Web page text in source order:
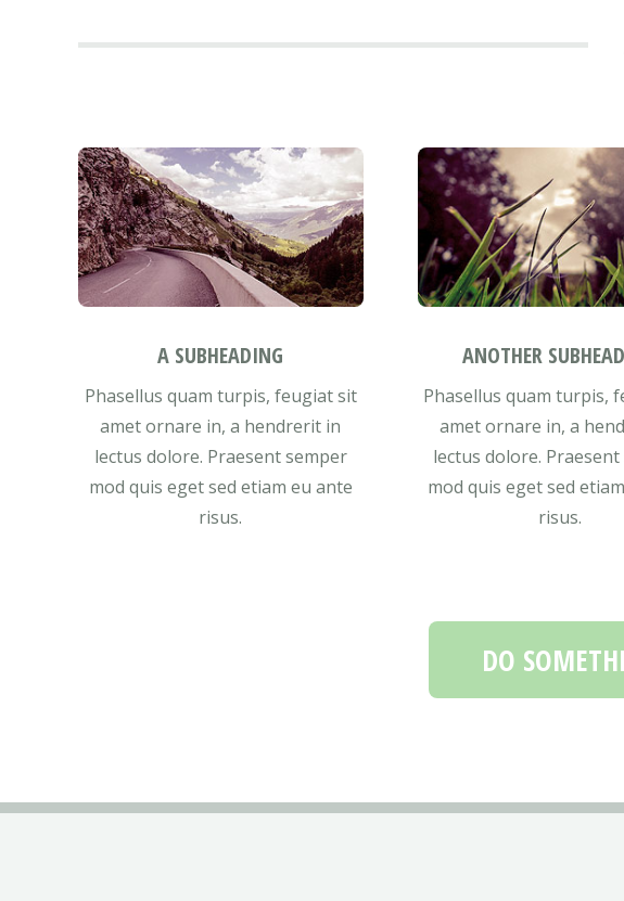
A SUBHEADING
Phasellus quam turpis, feugiat sit
amet ornare in, a hendrerit in
lectus dolore. Praesent semper
mod quis eget sed etiam eu ante
risus.
ANOTHER
Phasellus quam turpis,
amet ornare in, a
lectus dolore.
mod quis eget sed
risus.
DO